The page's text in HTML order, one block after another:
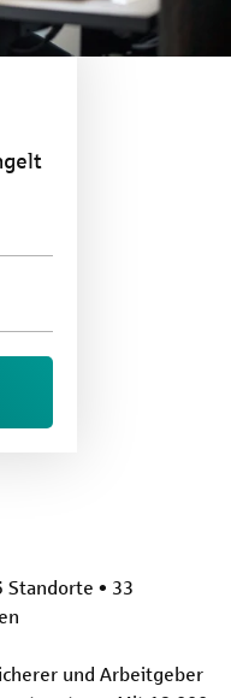
Standorte • 33
und Arbeitgeber